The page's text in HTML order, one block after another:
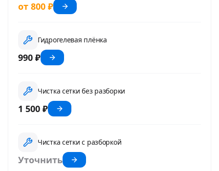
от 800 ₽
Гидрогелевая плёнка
990 ₽
Чистка сетки без разборки
1 500 ₽
Чистка сетки с разборкой
Уточнить